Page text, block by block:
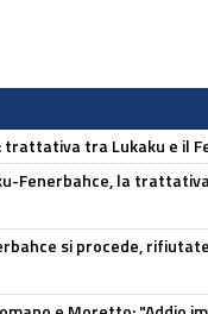
trattativa tra Lukaku e il
Fenerbahce, la
si procede,